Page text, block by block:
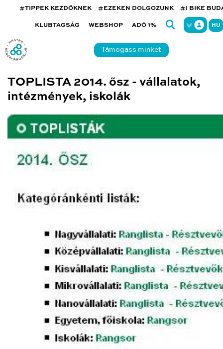
#TIPPEK KEZDŐKNEK #EZEKEN DOLGOZUNK #I BIKE
KLUBTAGSÁG WEBSHOP ADÓ 1% HU
Támogass minket
TOPLISTA 2014. ősz - vállalatok,
intézmények, iskolák